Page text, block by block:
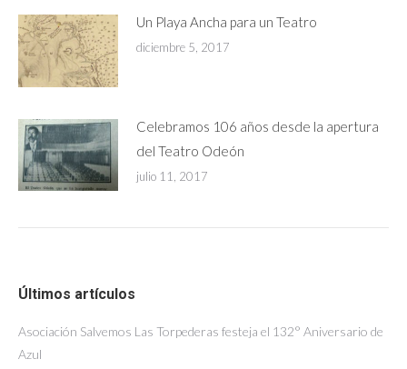
Un Playa Ancha para un Teatro
diciembre 5, 2017
Celebramos 106 años desde la apertura
del Teatro Odeón
julio 11, 2017
Últimos artículos
Asociación Salvemos Las Torpederas festeja el 132° Aniversario de
Azul